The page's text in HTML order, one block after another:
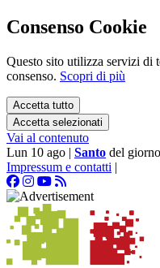
Consenso Cookie
Questo sito utilizza servizi di
consenso. Scopri di più
Accetta tutto
Accetta selezionati
Vai al contenuto
Lun 10 ago | Santo del giorno
Impressum e contatti |